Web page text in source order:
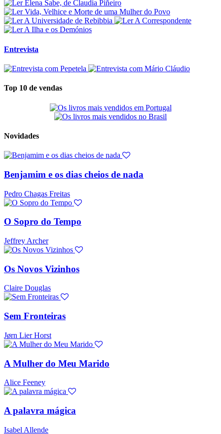
Entrevista
Top 10 de vendas
Novidades
Benjamim e os dias cheios de nada
Pedro Chagas Freitas
O Sopro do Tempo
Jeffrey Archer
Os Novos Vizinhos
Claire Douglas
Sem Fronteiras
Jørn Lier Horst
A Mulher do Meu Marido
Alice Feeney
A palavra mágica
Isabel Allende